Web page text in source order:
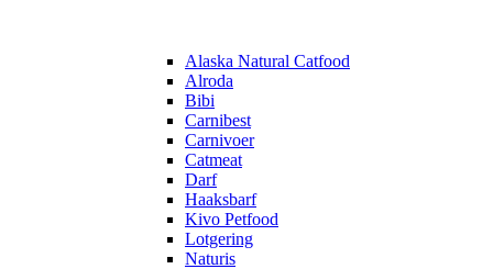
Alaska Natural Catfood
Alroda
Bibi
Carnibest
Carnivoer
Catmeat
Darf
Haaksbarf
Kivo Petfood
Lotgering
Naturis